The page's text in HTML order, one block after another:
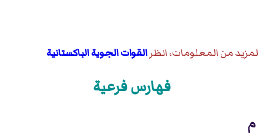
لمزيد من المعلومات، انظرالقوات الجوية الباكستانية
فهارس فرعية
م